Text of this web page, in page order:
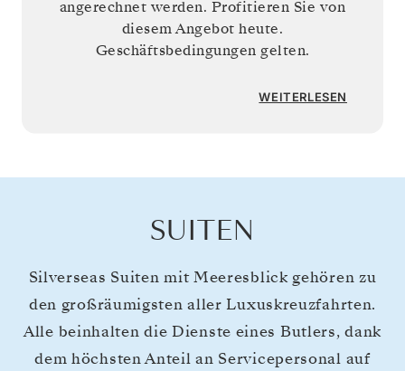
angerechnet werden. Profitieren Sie von
diesem Angebot heute.
Geschäftsbedingungen gelten.
WEITERLESEN
SUITEN
Silverseas Suiten mit Meeresblick gehören zu
den großräumigsten aller Luxuskreuzfahrten.
Alle beinhalten die Dienste eines Butlers, dank
dem höchsten Anteil an Servicepersonal auf